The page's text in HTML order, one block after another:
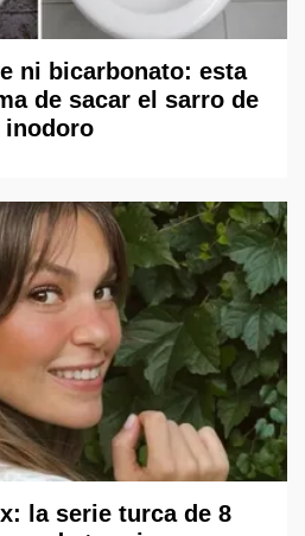
ni bicarbonato: esta
de sacar el sarro de
inodoro
la serie turca de 8